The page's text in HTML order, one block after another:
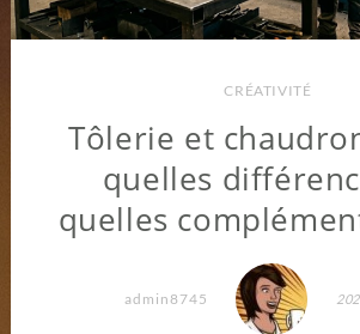
CRÉATIVITÉ
Tôlerie et
quelles
quelles
admin8745